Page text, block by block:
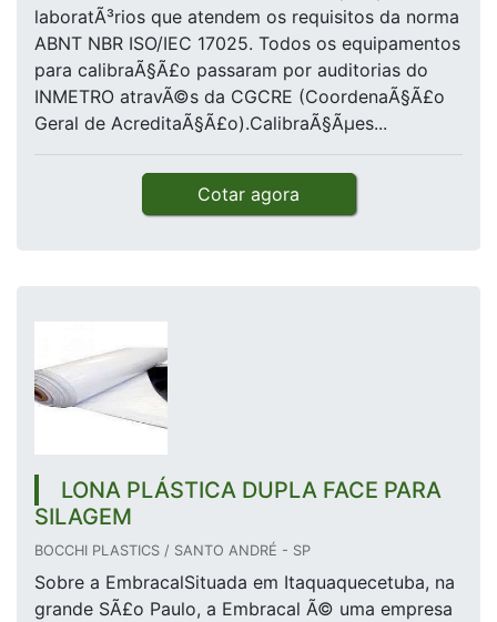
laboratÃ³rios que atendem os requisitos da norma
ABNT NBR ISO/IEC 17025. Todos os equipamentos
para calibraÃ§Ã£o passaram por auditorias do
INMETRO atravÃ©s da CGCRE (CoordenaÃ§Ã£o
Geral de AcreditaÃ§Ã£o).CalibraÃ§Ãµes...
Cotar agora
LONA PLÁSTICA DUPLA FACE PARA
SILAGEM
BOCCHI PLASTICS / SANTO ANDRÉ - SP
Sobre a EmbracalSituada em Itaquaquecetuba, na
grande SÃ£o Paulo, a Embracal Ã© uma empresa